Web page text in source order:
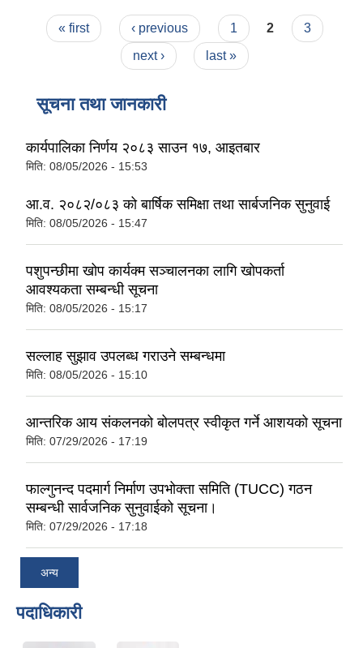
Pages
« first ‹ previous 1 2
3
next ›
last »
सूचना तथा जानकारी
कार्यपालिका निर्णय २०८३ साउन १७, आइतबार
मिति: 08/05/2026 - 15:53
आ.व. २०८२/०८३ को बार्षिक समिक्षा तथा सार्बजनिक सुनुवाई
मिति: 08/05/2026 - 15:47
पशुपन्छीमा खोप कार्यक्म सञ्चालनका लागि खोपकर्ता
आवश्यकता सम्बन्धी सूचना
मिति: 08/05/2026 - 15:17
सल्लाह सुझाव उपलब्ध गराउने सम्बन्धमा
मिति: 08/05/2026 - 15:10
आन्तरिक आय संकलनको बोलपत्र स्वीकृत गर्ने आशयको सूचना
मिति: 07/29/2026 - 17:19
फाल्गुनन्द पदमार्ग निर्माण उपभोक्ता समिति (TUCC) गठन
सम्बन्धी सार्वजनिक सुनुवाईको सूचना।
मिति: 07/29/2026 - 17:18
अन्य
पदाधिकारी